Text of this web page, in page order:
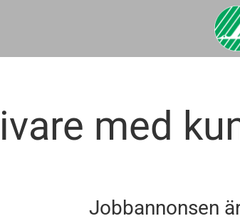
med
Jobbannonsen